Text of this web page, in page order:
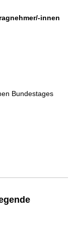
innen
Bundestages